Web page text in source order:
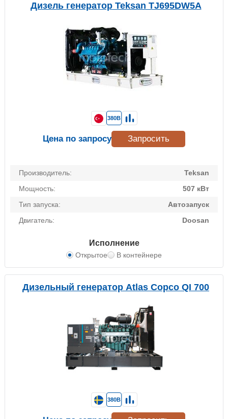
Дизель генератор Teksan TJ695DW5A
Производитель:
Teksan
Мощность:
507 кВт
Тип запуска:
Автозапуск
Двигатель:
Doosan
Исполнение
Открытое В контейнере
380В
Цена по запросу Запросить
Дизельный генератор Atlas Copco QI 700
380В